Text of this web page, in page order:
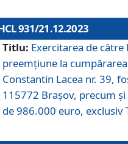
931/21.12.2023
Titlu: Exercitarea de
preemțiune la
Constantin Lacea nr. 39,
115772 Brașov, precum
de 986.000 euro, exclusiv